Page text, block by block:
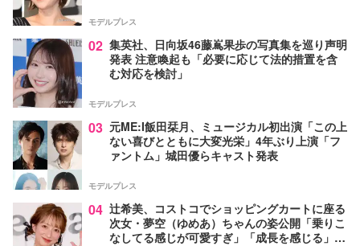
モデルプレス
02 集英社、日向坂46藤嶌果歩の写真集を巡り声明
発表 注意喚起も「必要に応じて法的措置を含
む対応を検討」
モデルプレス
03 元ME:I飯田栞月、ミュージカル初出演「この上
ない喜びとともに大変光栄」4年ぶり上演「フ
ァントム」城田優らキャスト発表
モデルプレス
04 辻希美、コストコでショッピングカートに座る
次女・夢空（ゆめあ）ちゃんの姿公開「乗りこ
なしてる感じが可愛すぎ」「成長を感じる」の